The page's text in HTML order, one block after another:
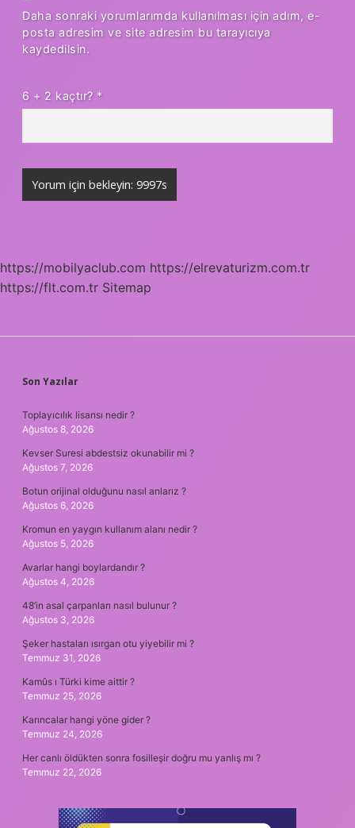
Daha sonraki yorumlarımda kullanılması için adım, e-
posta adresim ve site adresim bu tarayıcıya
kaydedilsin.
6 + 2 kaçtır? *
https://mobilyaclub.com https://elrevaturizm.com.tr
https://flt.com.tr Sitemap
SIDEBAR
Son Yazılar
Toplayıcılık lisansı nedir ?
Ağustos 8, 2026
Kevser Suresi abdestsiz okunabilir mi ?
Ağustos 7, 2026
Botun orijinal olduğunu nasıl anlarız ?
Ağustos 6, 2026
Kromun en yaygın kullanım alanı nedir ?
Ağustos 5, 2026
Avarlar hangi boylardandır ?
Ağustos 4, 2026
48’in asal çarpanları nasıl bulunur ?
Ağustos 3, 2026
Şeker hastaları ısırgan otu yiyebilir mi ?
Temmuz 31, 2026
Kamûs ı Türki kime aittir ?
Temmuz 25, 2026
Karıncalar hangi yöne gider ?
Temmuz 24, 2026
Her canlı öldükten sonra fosilleşir doğru mu yanlış mı ?
Temmuz 22, 2026